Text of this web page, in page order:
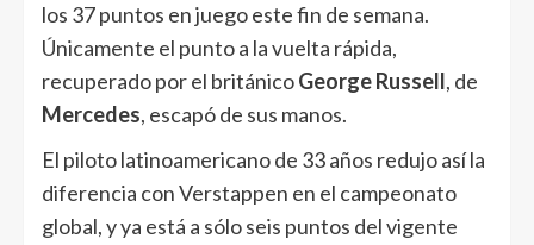
los 37 puntos en juego este fin de semana.
Únicamente el punto a la vuelta rápida,
recuperado por el británicoGeorge Russell, de
Mercedes, escapó de sus manos.
El piloto latinoamericano de 33 años redujo así la
diferencia con Verstappen en el campeonato
global, y ya está a sólo seis puntos del vigente